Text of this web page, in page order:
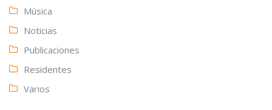
Música
Noticias
Publicaciones
Residentes
Varios